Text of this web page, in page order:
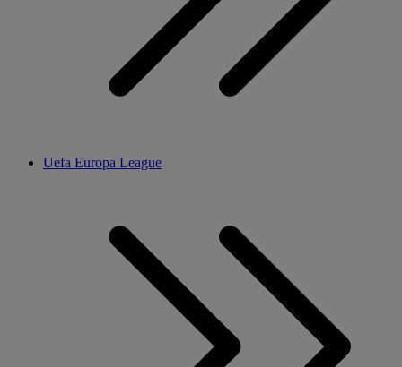
Uefa Europa League